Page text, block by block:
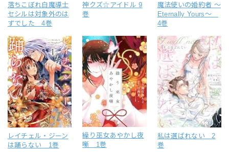
落ちこぼれ白魔導士
セシルは対象外のは
ずでした 4巻
神クズ☆アイドル 9
巻
魔法使いの婚約者 ～
Eternally Yours～
4巻
レイチェル・ジーン
は踊らない 1巻
繰り巫女あやかし夜
噺 1巻
私は選ばれない 2
巻